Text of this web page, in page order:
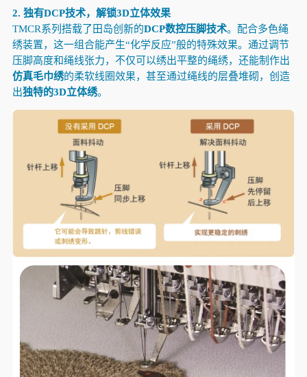
2. 独有DCP技术，解锁3D立体效果
TMCR系列搭载了田岛创新的DCP数控压脚技术。配合多色绳
绣装置，这一组合能产生“化学反应”般的特殊效果。通过调节
压脚高度和绳线张力，不仅可以绣出平整的绳绣，还能制作出
仿真毛巾绣的柔软线圈效果，甚至通过绳线的层叠堆砌，创造
出独特的3D立体绣。